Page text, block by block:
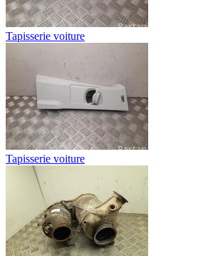
Tapisserie voiture
Tapisserie voiture